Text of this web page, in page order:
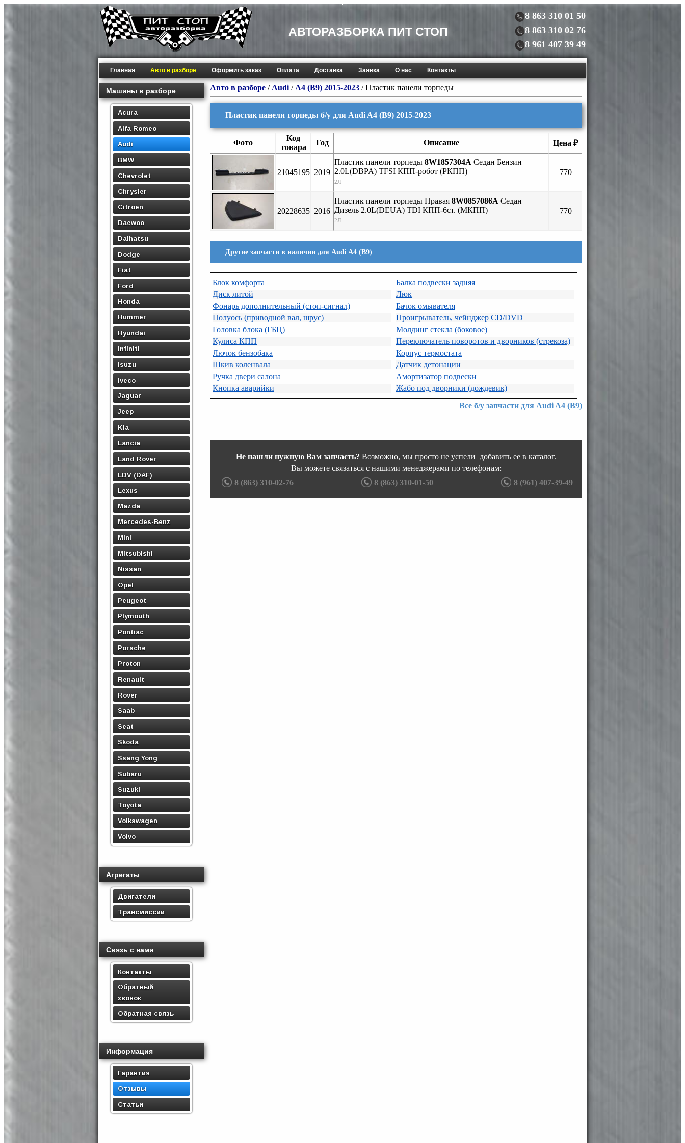
АВТОРАЗБОРКА ПИТ СТОП
8 863 310 01 50
8 863 310 02 76
8 961 407 39 49
Главная Авто в разборе Оформить заказ Оплата Доставка Заявка О нас Контакты
Машины в разборе
Acura
Alfa Romeo
Audi
BMW
Chevrolet
Chrysler
Citroen
Daewoo
Daihatsu
Dodge
Fiat
Ford
Honda
Hummer
Hyundai
Infiniti
Isuzu
Iveco
Jaguar
Jeep
Kia
Lancia
Land Rover
LDV (DAF)
Lexus
Mazda
Mercedes-Benz
Mini
Mitsubishi
Nissan
Opel
Peugeot
Plymouth
Pontiac
Porsche
Proton
Renault
Rover
Saab
Seat
Skoda
Ssang Yong
Subaru
Suzuki
Toyota
Volkswagen
Volvo
Агрегаты
Двигатели
Трансмиссии
Связь с нами
Контакты
Обратный
звонок
Обратная связь
Информация
Гарантия
Отзывы
Статьи
Авто в разборе / Audi / A4 (B9) 2015-2023 / Пластик панели торпеды
Пластик панели торпеды б/у для Audi A4 (B9) 2015-2023
Фото
Код
товара
Год Описание Цена ₽
21045195 2019
Пластик панели торпеды 8W1857304A Седан Бензин
2.0L(DBPA) TFSI КПП-робот (РКПП)
2Л
770
20228635 2016
Пластик панели торпеды Правая 8W0857086A Седан
Дизель 2.0L(DEUA) TDI КПП-6ст. (МКПП)
2Л
770
Другие запчасти в наличии для Audi A4 (B9)
Блок комфорта
Диск литой
Фонарь дополнительный (стоп-сигнал)
Полуось (приводной вал, шрус)
Головка блока (ГБЦ)
Кулиса КПП
Лючок бензобака
Шкив коленвала
Ручка двери салона
Кнопка аварийки
Балка подвески задняя
Люк
Бачок омывателя
Проигрыватель, чейнджер CD/DVD
Молдинг стекла (боковое)
Переключатель поворотов и дворников (стрекоза)
Корпус термостата
Датчик детонации
Амортизатор подвески
Жабо под дворники (дождевик)
Все б/у запчасти для Audi A4 (B9)
Не нашли нужную Вам запчасть? Возможно, мы просто не успели добавить ее в каталог.
Вы можете связаться с нашими менеджерами по телефонам:
8 (863) 310-02-76
8 (863) 310-01-50 8 (961) 407-39-49